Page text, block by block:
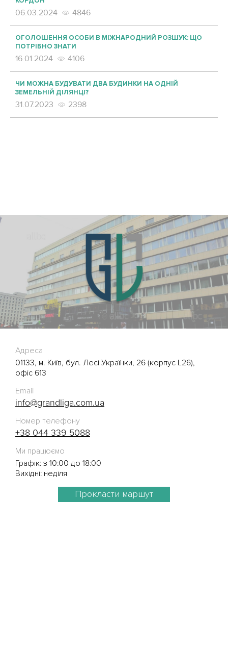
06.03.2024 4846
ОГОЛОШЕННЯ ОСОБИ В МІЖНАРОДНИЙ РОЗШУК: ЩО
ПОТРІБНО ЗНАТИ
16.01.2024 4106
ЧИ МОЖНА БУДУВАТИ ДВА БУДИНКИ НА ОДНІЙ
ЗЕМЕЛЬНІЙ ДІЛЯНЦІ?
31.07.2023 2398
Адреса
01133, м. Київ, бул. Лесі Українки, 26 (корпус L26),
офіс 613
Email
info@grandliga.com.ua
Номер телефону
+38 044 339 5088
Ми працюємо
Графік: з 10:00 до 18:00
Вихідні: неділя
Прокласти маршут